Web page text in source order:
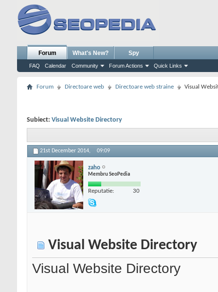
Forum
FAQ Calendar Community Forum Actions Quick Links
What's New? Spy
Forum Directoare web Directoare web straine Visual
Subiect: Visual Website Directory
21st December 2014, 09:09
zaho
Membru SeoPedia
Reputatie: 30
Visual Website Directory
Visual Website Directory